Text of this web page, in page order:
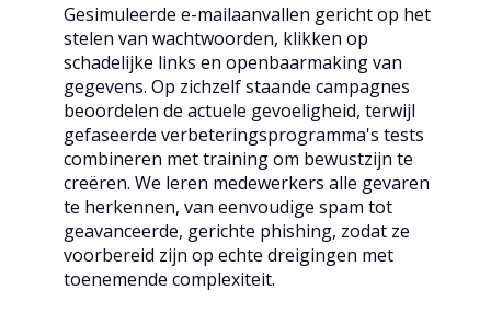
Gesimuleerde e-mailaanvallen gericht op het
stelen van wachtwoorden, klikken op
schadelijke links en openbaarmaking van
gegevens. Op zichzelf staande campagnes
beoordelen de actuele gevoeligheid, terwijl
gefaseerde verbeteringsprogramma's tests
combineren met training om bewustzijn te
creëren. We leren medewerkers alle gevaren
te herkennen, van eenvoudige spam tot
geavanceerde, gerichte phishing, zodat ze
voorbereid zijn op echte dreigingen met
toenemende complexiteit.